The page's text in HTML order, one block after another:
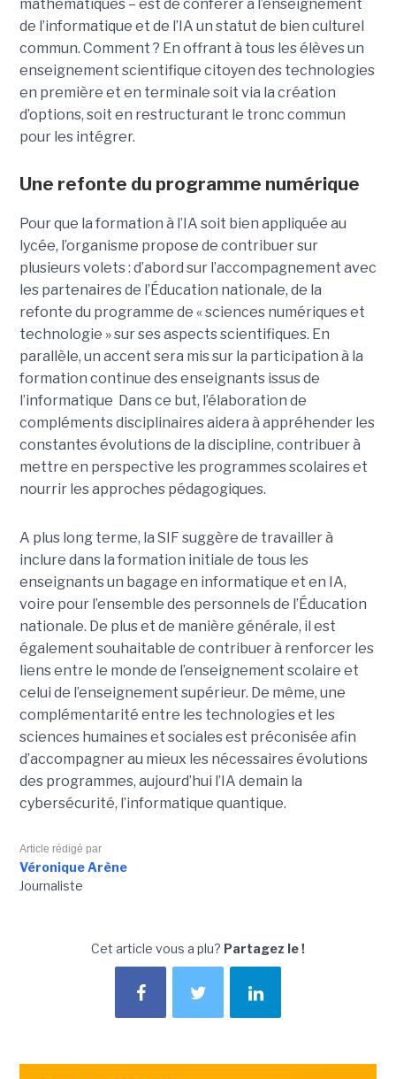
mathématiques – est de conférer à l’enseignement
de l’informatique et de l’IA un statut de bien culturel
commun. Comment ? En offrant à tous les élèves un
enseignement scientifique citoyen des technologies
en première et en terminale soit via la création
d’options, soit en restructurant le tronc commun
pour les intégrer.
Une refonte du programme numérique
Pour que la formation à l’IA soit bien appliquée au
lycée, l’organisme propose de contribuer sur
plusieurs volets : d’abord sur l’accompagnement avec
les partenaires de l’Éducation nationale, de la
refonte du programme de « sciences numériques et
technologie » sur ses aspects scientifiques. En
parallèle, un accent sera mis sur la participation à la
formation continue des enseignants issus de
l’informatique Dans ce but, l’élaboration de
compléments disciplinaires aidera à appréhender les
constantes évolutions de la discipline, contribuer à
mettre en perspective les programmes scolaires et
nourrir les approches pédagogiques.
A plus long terme, la SIF suggère de travailler à
inclure dans la formation initiale de tous les
enseignants un bagage en informatique et en IA,
voire pour l’ensemble des personnels de l’Éducation
nationale. De plus et de manière générale, il est
également souhaitable de contribuer à renforcer les
liens entre le monde de l’enseignement scolaire et
celui de l’enseignement supérieur. De même, une
complémentarité entre les technologies et les
sciences humaines et sociales est préconisée afin
d’accompagner au mieux les nécessaires évolutions
des programmes, aujourd’hui l’IA demain la
cybersécurité, l’informatique quantique.
Article rédigé par
Véronique Arène
Journaliste
Cet article vous a plu? Partagez le !